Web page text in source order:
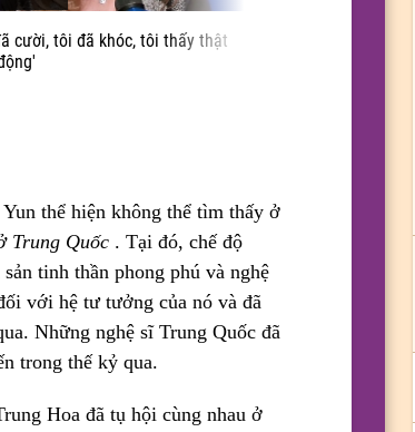
cười, tôi đã khóc, tôi thấy thật
thể hiện không thể tìm thấy ở
Trung Quốc . Tại đó, chế độ
tinh thần phong phú và nghệ
với hệ tư tưởng của nó và đã
Những nghệ sĩ Trung Quốc đã
trong thế kỷ qua.
Hoa đã tụ hội cùng nhau ở